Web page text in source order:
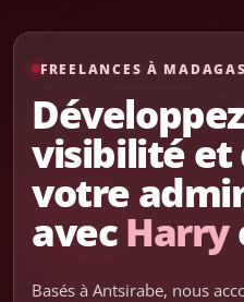
FREELANCES À
visibilité et
votre
avecHarry
Basés à Antsirabe, nous